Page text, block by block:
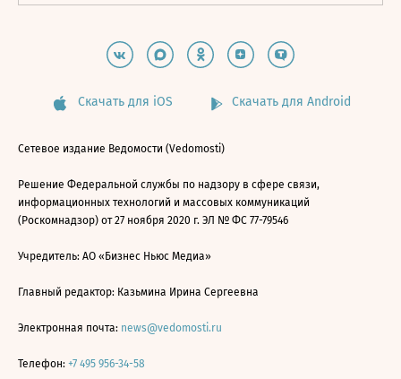
Скачать для iOS Скачать для Android
Сетевое издание Ведомости (Vedomosti)
Решение Федеральной службы по надзору в сфере связи,
информационных технологий и массовых коммуникаций
(Роскомнадзор) от 27 ноября 2020 г. ЭЛ № ФС 77-79546
Учредитель: АО «Бизнес Ньюс Медиа»
Главный редактор: Казьмина Ирина Сергеевна
Электронная почта: news@vedomosti.ru
Телефон: +7 495 956-34-58